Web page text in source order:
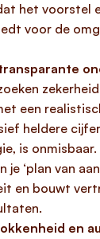
het voorstel
voor de
een
heldere
is onmisbaar.
je ‘plan van
en bouwt
en